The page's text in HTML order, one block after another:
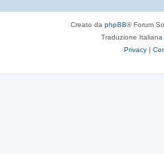
Creato da phpBB® Forum
Traduzione Italiana
Privacy |